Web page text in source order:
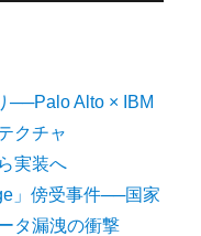
──Palo Alto × IBM
クチャ
実装へ
」傍受事件──国家
タ漏洩の衝撃